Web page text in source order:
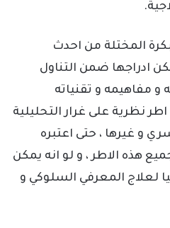
المختلة من احدث
ادراجها ضمن التناول
و مفاهيمه و تقنياته
نظرية على غرار التحليلية
و غيرها ، حتى اعتبره
هذه الاطر ، و لو انه يمكن
لعلاج المعرفي السلوكي و